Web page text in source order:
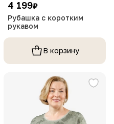
4 199₽
Рубашка с коротким
рукавом
В корзину